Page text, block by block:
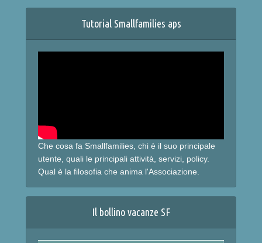
Tutorial Smallfamilies aps
Che cosa fa Smallfamilies, chi è il suo principale
utente, quali le principali attività, servizi, policy.
Qual è la filosofia che anima l'Associazione.
Il bollino vacanze SF